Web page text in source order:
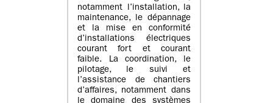
notamment l’installation, la
maintenance, le dépannage
et la mise en conformité
d’installations électriques
courant fort et courant
faible. La coordination, le
pilotage, le suivi et
l’assistance de chantiers
d’affaires, notamment dans